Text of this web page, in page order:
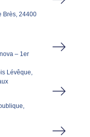
Brès, 24400
– 1er
Lévêque,